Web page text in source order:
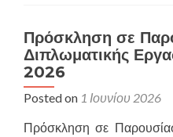
Πρόσκληση σε
Διπλωματικής
2026
Posted on 1 Ιουνίου 2026
Πρόσκληση σε